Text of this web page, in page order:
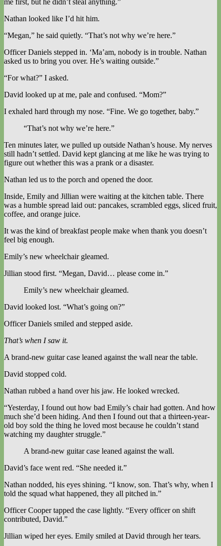
Nathan looked like I’d hit him.
“Megan,” he said quietly. “That’s not why we’re here.”
Officer Daniels stepped in. ‘Ma’am, nobody is in trouble. Nathan
asked us to bring you over. He’s waiting outside.”
“For what?” I asked.
David looked up at me, pale and confused. “Mom?”
I exhaled hard through my nose. “Fine. We go together, baby.”
“That’s not why we’re here.”
Ten minutes later, we pulled up outside Nathan’s house. My nerves
still hadn’t settled. David kept glancing at me like he was trying to
figure out whether this was a prank or a disaster.
Nathan led us to the porch and opened the door.
Inside, Emily and Jillian were waiting at the kitchen table. There
was a humble spread laid out: pancakes, scrambled eggs, sliced fruit,
coffee, and orange juice.
It was the kind of breakfast people make when thank you doesn’t
feel big enough.
Emily’s new wheelchair gleamed.
Jillian stood first. “Megan, David… please come in.”
Emily’s new wheelchair gleamed.
David looked lost. “What’s going on?”
Officer Daniels smiled and stepped aside.
That’s when I saw it.
A brand-new guitar case leaned against the wall near the table.
David stopped cold.
Nathan rubbed a hand over his jaw. He looked wrecked.
“Yesterday, I found out how bad Emily’s chair had gotten. And how
much she’d been hiding. And then I found out that a thirteen-year-
old boy sold the thing he loved most because he couldn’t stand
watching my daughter struggle.”
A brand-new guitar case leaned against the wall.
David’s face went red. “She needed it.”
Nathan nodded, his eyes shining. “I know, son. That’s why, when I
told the squad what happened, they all pitched in.”
Officer Cooper tapped the case lightly. “Every officer on shift
contributed, David.”
Jillian wiped her eyes. Emily smiled at David through her tears.